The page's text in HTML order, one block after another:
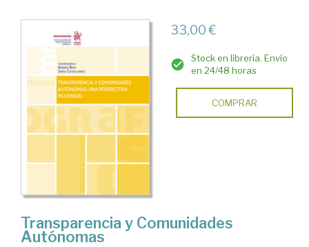
33,00 €
Stock en librería. Envío
en 24/48 horas
COMPRAR
Transparencia y Comunidades
Autónomas